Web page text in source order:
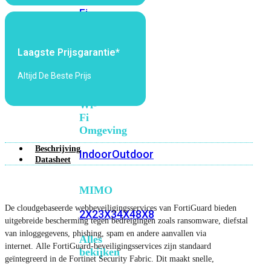
Fi
6EWi-
7
Wi-
Fi
Omgeving
IndoorOutdoor
MIMO
2X23X34X48X8
Alles
bekijken
Laagste Prijsgarantie*
Altijd De Beste Prijs
Beschrijving
Datasheet
De cloudgebaseerde webbeveiligingsservices van FortiGuard bieden
uitgebreide bescherming tegen bedreigingen zoals ransomware, diefstal
van inloggegevens, phishing, spam en andere aanvallen via
internet. Alle FortiGuard-beveiligingsservices zijn standaard
geïntegreerd in de Fortinet Security Fabric. Dit maakt snelle,